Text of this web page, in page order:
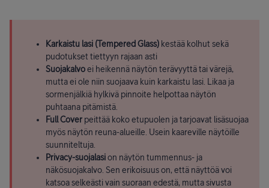
Karkaistu lasi (Tempered Glass) kestää kolhut sekä
pudotukset tiettyyn rajaan asti
Suojakalvoei heikennä näytön terävyyttä tai värejä,
mutta ei ole niin suojaava kuin karkaistu lasi. Likaa ja
sormenjälkiä hylkivä pinnoite helpottaa näytön
puhtaana pitämistä.
Full Cover peittää koko etupuolen ja tarjoavat lisäsuojaa
myös näytön reuna-alueille. Usein kaareville näytöille
suunniteltuja.
Privacy-suojalasion näytön tummennus- ja
näkösuojakalvo. Sen erikoisuus on, että näyttöä voi
katsoa selkeästi vain suoraan edestä, mutta sivusta